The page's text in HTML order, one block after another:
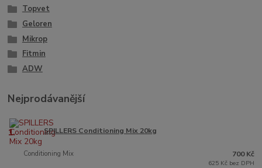
Topvet
Geloren
Mikrop
Fitmin
ADW
Nejprodávanější
1. SPILLERS Conditioning Mix 20kg
Conditioning Mix 700 Kč
625 Kč bez DPH